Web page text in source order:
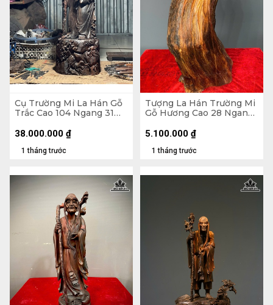
Cụ Trường Mi La Hán Gỗ
Trắc Cao 104 Ngang 31
1 tháng trước
38.000.000 ₫
Tượng La Hán Trường Mi
Gỗ Hương Cao 28 Ngang
1 tháng trước
5.100.000 ₫